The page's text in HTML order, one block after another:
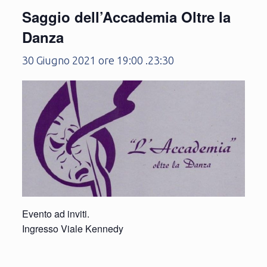
Saggio dell’Accademia Oltre la
Danza
30 Giugno 2021 ore 19:00 .23:30
Evento ad inviti.
Ingresso Viale Kennedy